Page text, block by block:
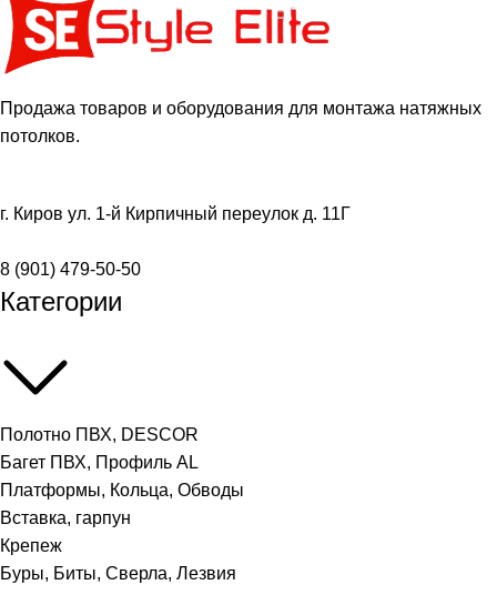
Продажа товаров и оборудования для монтажа натяжных
потолков.
г. Киров ул. 1-й Кирпичный переулок д. 11Г
8 (901) 479-50-50
Категории
Полотно ПВХ, DESCOR
Багет ПВХ, Профиль AL
Платформы, Кольца, Обводы
Вставка, гарпун
Крепеж
Буры, Биты, Сверла, Лезвия